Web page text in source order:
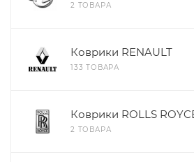
2 ТОВАРА
Коврики RENAULT
133 ТОВАРА
Коврики ROLLS
2 ТОВАРА